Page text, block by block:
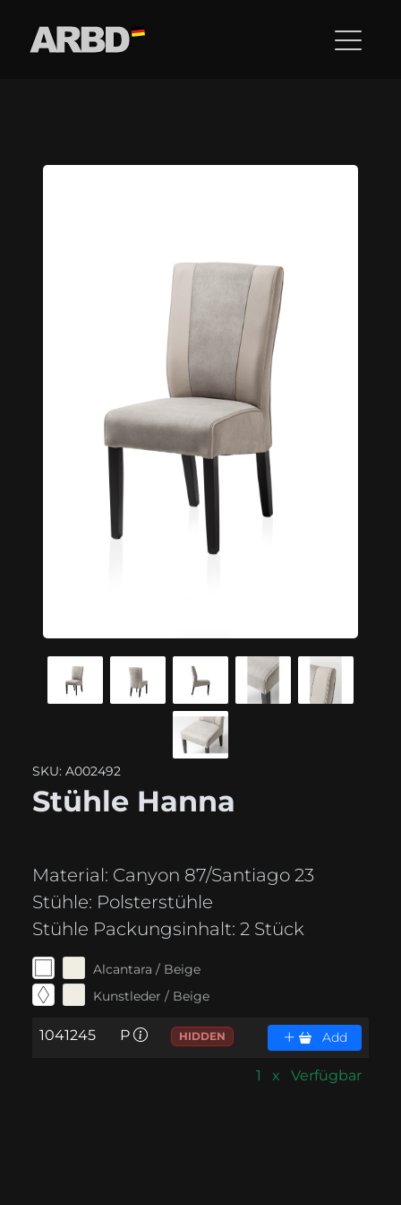
SKU: A002492
Stühle Hanna
Material: Canyon 87/Santiago 23
Stühle: Polsterstühle
Stühle Packungsinhalt: 2 Stück
Alcantara / Beige
Kunstleder / Beige
1041245 P HIDDEN Add
1 x Verfügbar